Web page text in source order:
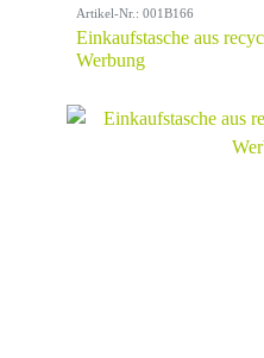
Artikel-Nr.: 001B166
Einkaufstasche aus
Werbung